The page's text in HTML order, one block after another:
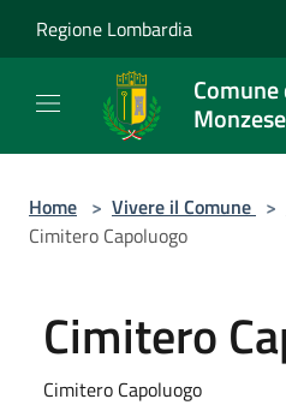
Regione Lombardia
Monzese
Home > Vivere il Comune >
Cimitero Capoluogo
Cimitero
Cimitero Capoluogo